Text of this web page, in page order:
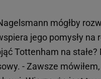
mógłby
jego pomysły
Tottenham na
- Zawsze